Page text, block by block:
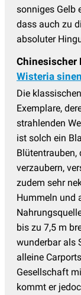
sonniges Gelb
dass auch zu
absoluter
Chinesischer
Wisteria
Die
Exemplare,
strahlenden
ist solch ein
verzaubern,
zudem sehr
Hummeln und
bis zu 7,5 m
wunderbar als
alleine
Gesellschaft
kommt er